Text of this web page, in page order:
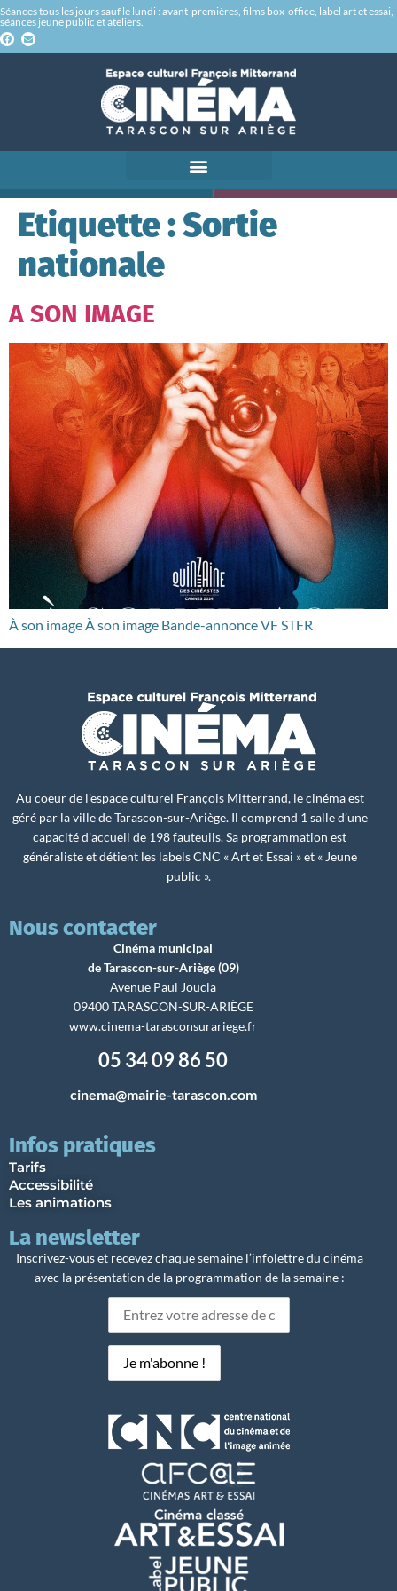
Séances tous les jours sauf le lundi : avant-premières, films box-office, label art et essai,
séances jeune public et ateliers.
Etiquette :Sortie
nationale
A SON IMAGE
À son image À son image Bande-annonce VF STFR
Au coeur de l’espace culturel François Mitterrand, le cinéma est
géré par la ville de Tarascon-sur-Ariège. Il comprend 1 salle d’une
capacité d’accueil de 198 fauteuils. Sa programmation est
généraliste et détient les labels CNC « Art et Essai » et « Jeune
public ».
Nous contacter
Cinéma municipal
de Tarascon-sur-Ariège (09)
Avenue Paul Joucla
09400 TARASCON-SUR-ARIÈGE
www.cinema-tarasconsurariege.fr
05 34 09 86 50
cinema@mairie-tarascon.com
Infos pratiques
Tarifs
Accessibilité
Les animations
La newsletter
Inscrivez-vous et recevez chaque semaine l’infolettre du cinéma
avec la présentation de la programmation de la semaine :